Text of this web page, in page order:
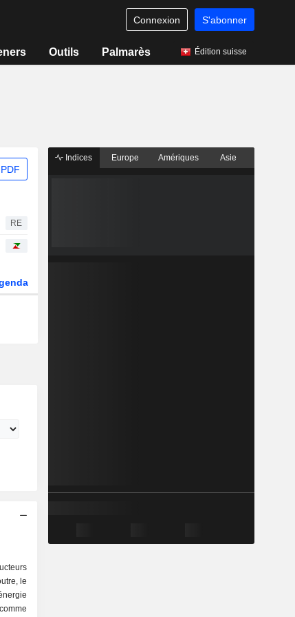
Connexion S'abonner
Outils Palmarès Édition suisse
RE
le
Indices Europe Amériques Asie